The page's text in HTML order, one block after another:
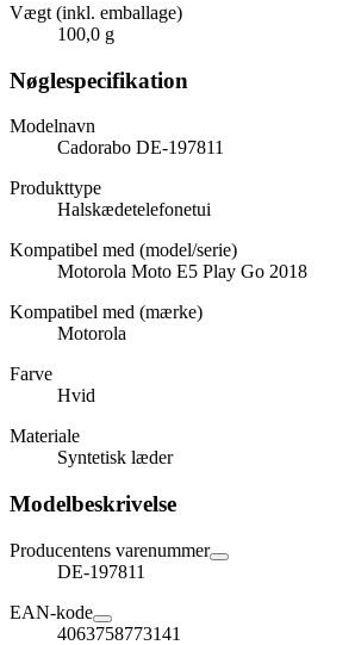
Vægt (inkl. emballage)
100,0 g
Nøglespecifikation
Modelnavn
Cadorabo DE-197811
Produkttype
Halskædetelefonetui
Kompatibel med (model/serie)
Motorola Moto E5 Play Go 2018
Kompatibel med (mærke)
Motorola
Farve
Hvid
Materiale
Syntetisk læder
Modelbeskrivelse
Producentens varenummer
DE-197811
EAN-kode
4063758773141